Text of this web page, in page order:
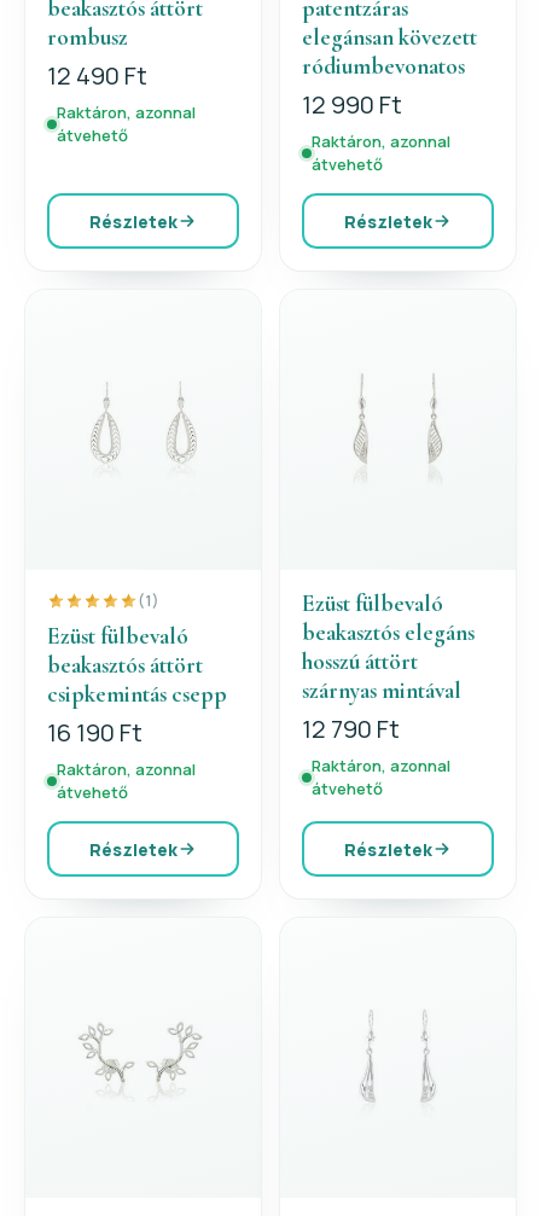
beakasztós áttört
rombusz
12 490 Ft
Raktáron, azonnal
átvehető
Részletek
patentzáras
elegánsan kövezett
ródiumbevonatos
12 990 Ft
Raktáron, azonnal
átvehető
Részletek
(1)
Ezüst fülbevaló
beakasztós áttört
csipkemintás csepp
16 190 Ft
Raktáron, azonnal
átvehető
Részletek
Ezüst fülbevaló
beakasztós elegáns
hosszú áttört
szárnyas mintával
12 790 Ft
Raktáron, azonnal
átvehető
Részletek